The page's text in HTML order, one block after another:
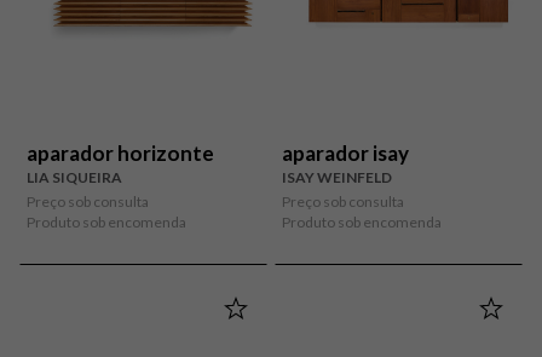
aparador horizonte
LIA SIQUEIRA
Preço sob consulta
Produto sob encomenda
aparador isay
ISAY WEINFELD
Preço sob consulta
Produto sob encomenda